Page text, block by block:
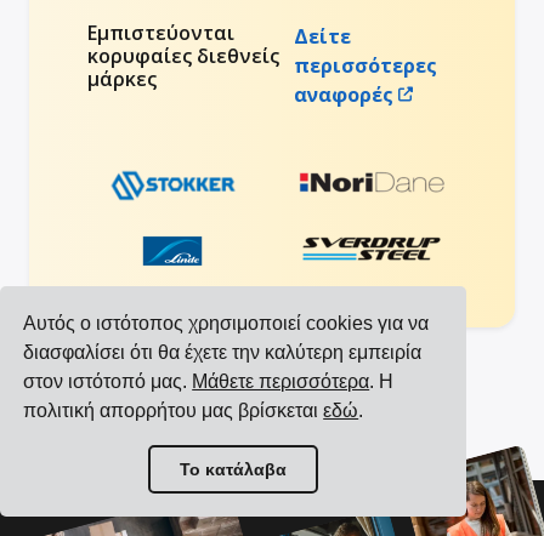
Αυτός ο ιστότοπος χρησιμοποιεί cookies για να
διασφαλίσει ότι θα έχετε την καλύτερη εμπειρία
στον ιστότοπό μας. Μάθετε περισσότερα. Η
πολιτική απορρήτου μας βρίσκεταιεδώ.
Το κατάλαβα
Εμπιστεύονται
κορυφαίες διεθνείς
μάρκες
Δείτε
περισσότερες
αναφορές
Προβολή όλων των ενσωματώσεων
Προβολή όλων των μεταφορέων